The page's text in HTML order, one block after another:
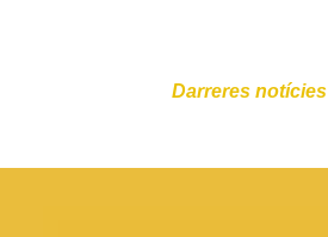
Darreres notícies